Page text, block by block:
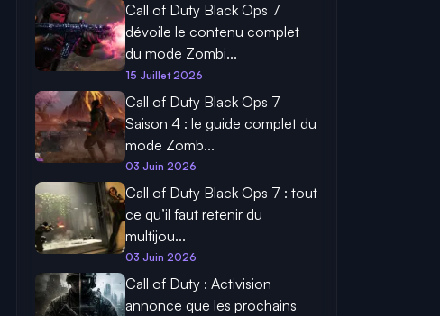
Call of Duty Black Ops 7
dévoile le contenu complet
du mode Zombi...
15 Juillet 2026
Call of Duty Black Ops 7
Saison 4 : le guide complet du
mode Zomb...
03 Juin 2026
Call of Duty Black Ops 7 : tout
ce qu’il faut retenir du
multijou...
03 Juin 2026
Call of Duty : Activision
annonce que les prochains